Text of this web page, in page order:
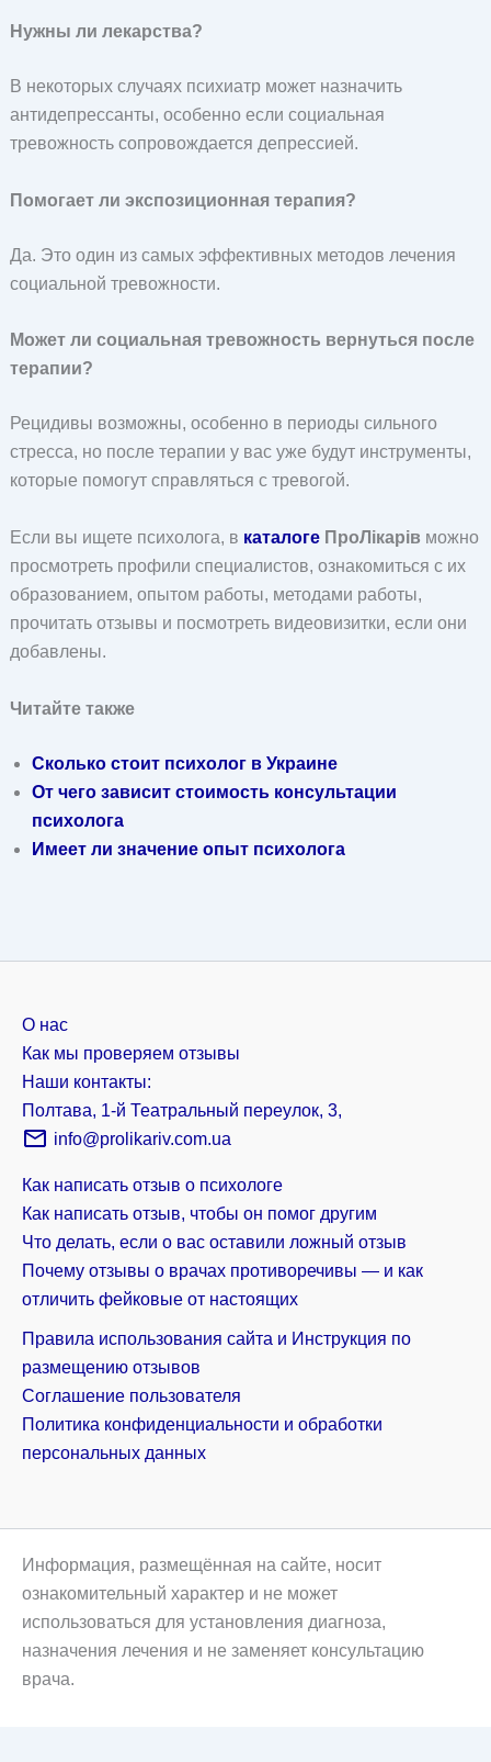
Нужны ли лекарства?
В некоторых случаях психиатр может назначить
антидепрессанты, особенно если социальная
тревожность сопровождается депрессией.
Помогает ли экспозиционная терапия?
Да. Это один из самых эффективных методов лечения
социальной тревожности.
Может ли социальная тревожность вернуться после
терапии?
Рецидивы возможны, особенно в периоды сильного
стресса, но после терапии у вас уже будут инструменты,
которые помогут справляться с тревогой.
Если вы ищете психолога, в каталоге ПроЛікарів можно
просмотреть профили специалистов, ознакомиться с их
образованием, опытом работы, методами работы,
прочитать отзывы и посмотреть видеовизитки, если они
добавлены.
Читайте также
Сколько стоит психолог в Украине
От чего зависит стоимость консультации
психолога
Имеет ли значение опыт психолога
О нас
Как мы проверяем отзывы
Наши контакты:
Полтава, 1-й Театральный переулок, 3,
info@prolikariv.com.ua
Как написать отзыв о психологе
Как написать отзыв, чтобы он помог другим
Что делать, если о вас оставили ложный отзыв
Почему отзывы о врачах противоречивы — и как
отличить фейковые от настоящих
Правила использования сайта и Инструкция по
размещению отзывов
Соглашение пользователя
Политика конфиденциальности и обработки
персональных данных
Информация, размещённая на сайте, носит
ознакомительный характер и не может
использоваться для установления диагноза,
назначения лечения и не заменяет консультацию
врача.